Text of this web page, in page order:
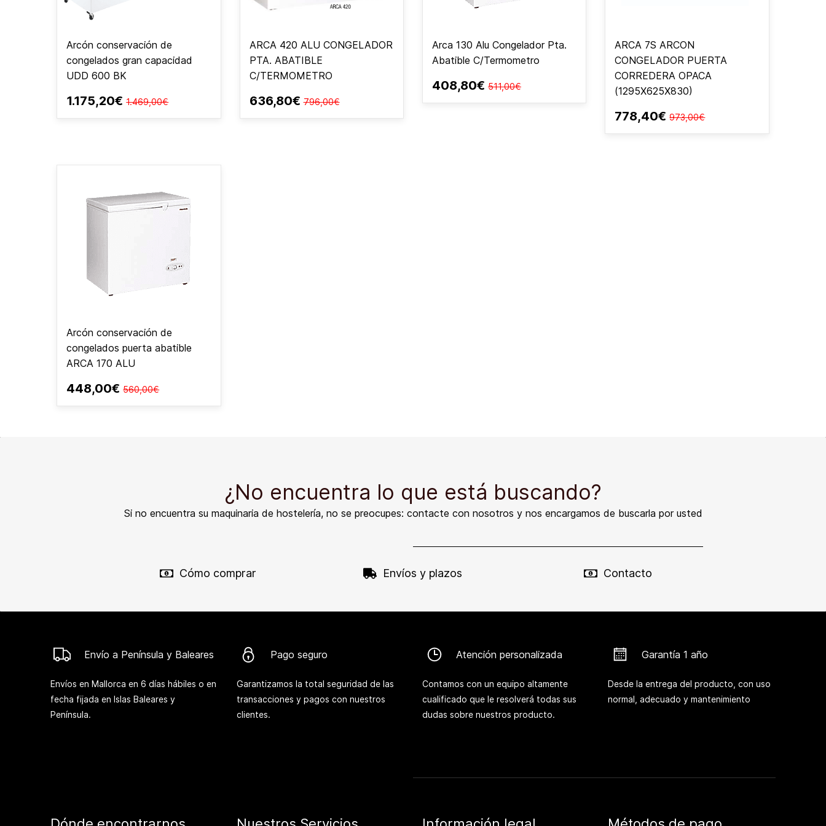
Arcón conservación de
congelados gran capacidad
UDD 600 BK
1.175,20€ 1.469,00€
ARCA 420 ALU CONGELADOR
PTA. ABATIBLE
C/TERMOMETRO
636,80€ 796,00€
Arca 130 Alu Congelador Pta.
Abatible C/Termometro
408,80€ 511,00€
ARCA 7S ARCON
CONGELADOR PUERTA
CORREDERA OPACA
(1295X625X830)
778,40€ 973,00€
Arcón conservación de
congelados puerta abatible
ARCA 170 ALU
448,00€ 560,00€
¿No encuentra lo que está buscando?
Si no encuentra su maquinaria de hostelería, no se preocupes: contacte con nosotros y nos encargamos de buscarla por usted
Cómo comprar Envíos y plazos Contacto
Envío a Península y Baleares
Envíos en Mallorca en 6 días hábiles o en
fecha fijada en Islas Baleares y
Península.
Pago seguro
Garantizamos la total seguridad de las
transacciones y pagos con nuestros
clientes.
Atención personalizada
Contamos con un equipo altamente
cualificado que le resolverá todas sus
dudas sobre nuestros producto.
Garantía 1 año
Desde la entrega del producto, con uso
normal, adecuado y mantenimiento